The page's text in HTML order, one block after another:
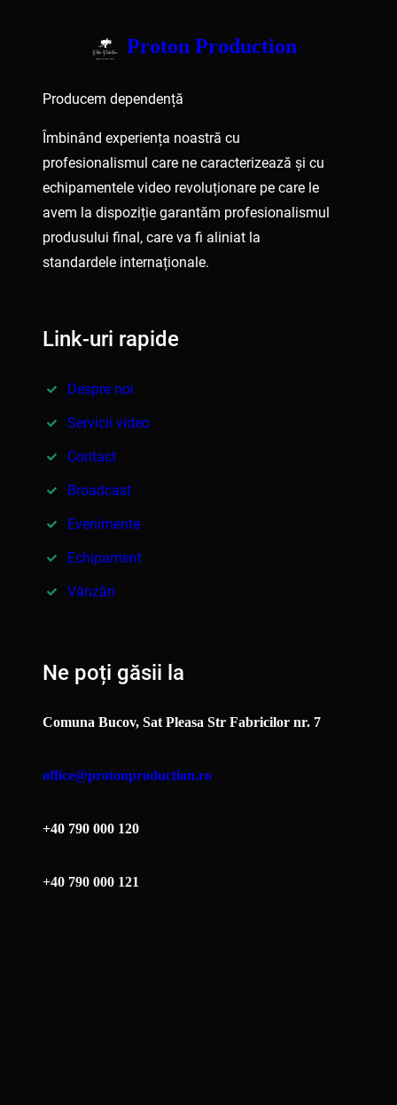
Proton Production
Producem dependență
Îmbinând experiența noastră cu
profesionalismul care ne caracterizează și cu
echipamentele video revoluționare pe care le
avem la dispoziție garantăm profesionalismul
produsului final, care va fi aliniat la
standardele internaționale.
Link-uri rapide
Despre noi
Servicii video
Contact
Broadcast
Evenimente
Echipament
Vânzări
Ne poți găsii la
Comuna Bucov, Sat Pleasa Str Fabricilor nr. 7
office@protonproduction.ro
+40 790 000 120
+40 790 000 121